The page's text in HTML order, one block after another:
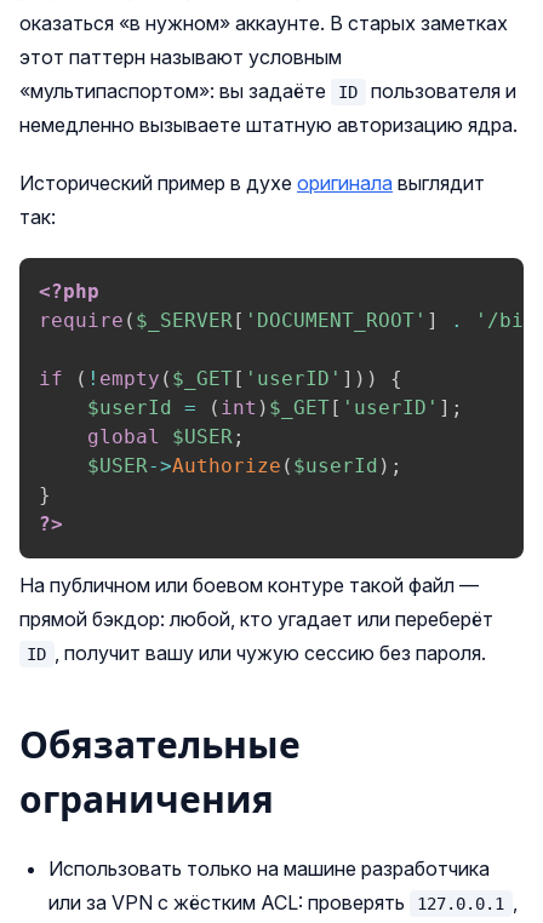
оказаться «в нужном» аккаунте. В старых заметках
этот паттерн называют условным
«мультипаспортом»: вы задаёте
ID
пользователя и
немедленно вызываете штатную авторизацию ядра.
Исторический пример в духе оригинала выглядит
так:
<?php
require ( $_SERVER[ 'DOCUMENT_ROOT' ] . '/
if ( ! empty ( $_GET[ 'userID' ] ) )
{
$userId
= ( int ) $_GET[ 'userID' ] ;
global
$USER;
$USER->Authorize ( $userId ) ;
}
?>
На публичном или боевом контуре такой файл —
прямой бэкдор: любой, кто угадает или переберёт
ID , получит вашу или чужую сессию без пароля.
Обязательные
ограничения
Использовать только на машине разработчика
или за VPN с жёстким ACL: проверять
127.0.0.1
,